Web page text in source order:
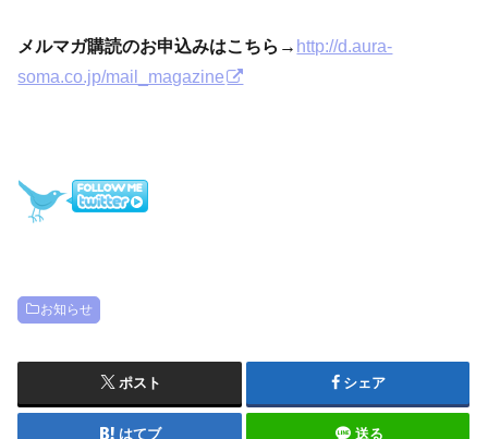
メルマガ購読のお申込みはこちら→ http://d.aura-
soma.co.jp/mail_magazine
お知らせ
ポスト シェア
はてブ 送る